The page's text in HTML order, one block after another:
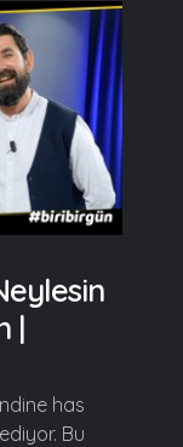
|
has
Bu